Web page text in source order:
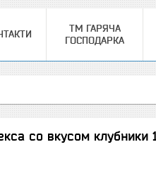
ТМ ГАРЯЧА
ГОСПОДАРКА
со вкусом клубники